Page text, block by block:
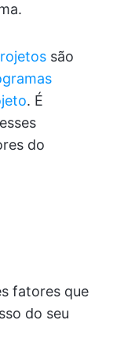
são
. É
do
fatores que
do seu